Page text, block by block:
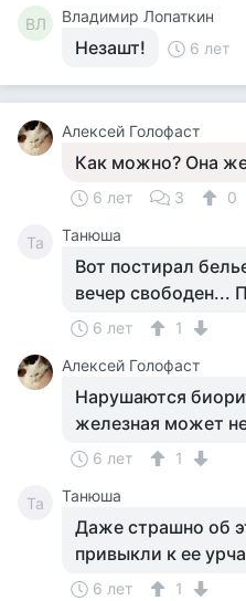
ВЛ Владимир Лопаткин
Незашт! 6 лет
Алексей Голофаст
Как можно? Она
6 лет 3 0
Та Танюша
Вот постирал
вечер свободен...
6 лет
1
Алексей Голофаст
Нарушаются
железная может
6 лет 1
Та Танюша
Даже страшно об
привыкли к ее
6 лет 1